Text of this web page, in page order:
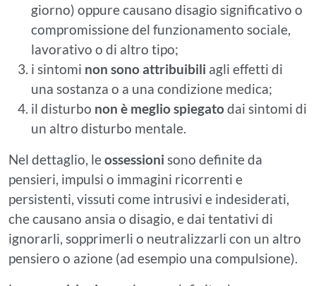
giorno) oppure causano disagio significativo o
compromissione del funzionamento sociale,
lavorativo o di altro tipo;
i sintomi non sono attribuibili agli effetti di
una sostanza o a una condizione medica;
il disturbo non è meglio spiegatodai sintomi di
un altro disturbo mentale.
Nel dettaglio, leossessioni sono definite da
pensieri, impulsi o immagini ricorrenti e
persistenti, vissuti come intrusivi e indesiderati,
che causano ansia o disagio, e dai tentativi di
ignorarli, sopprimerli o neutralizzarli con un altro
pensiero o azione (ad esempio una compulsione).